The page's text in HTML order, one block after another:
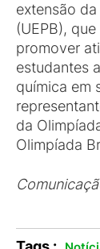
extensão
(UEPB),
promover
estudantes
química em
da
Olimpíada